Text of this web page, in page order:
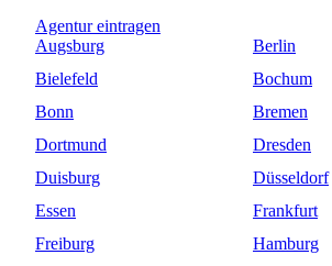
Agentureintragen
Augsburg
Berlin
Bielefeld
Bochum
Bonn
Bremen
Dortmund
Dresden
Duisburg
Düsseldorf
Essen
Frankfurt
Freiburg
Hamburg